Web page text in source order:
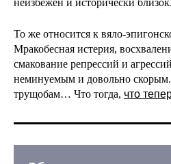
неизбежен и исторически близок.
То же относится к вяло-
Мракобесная истерия,
смакование репрессий и
неминуемым и довольно
трущобам… Что тогда, что